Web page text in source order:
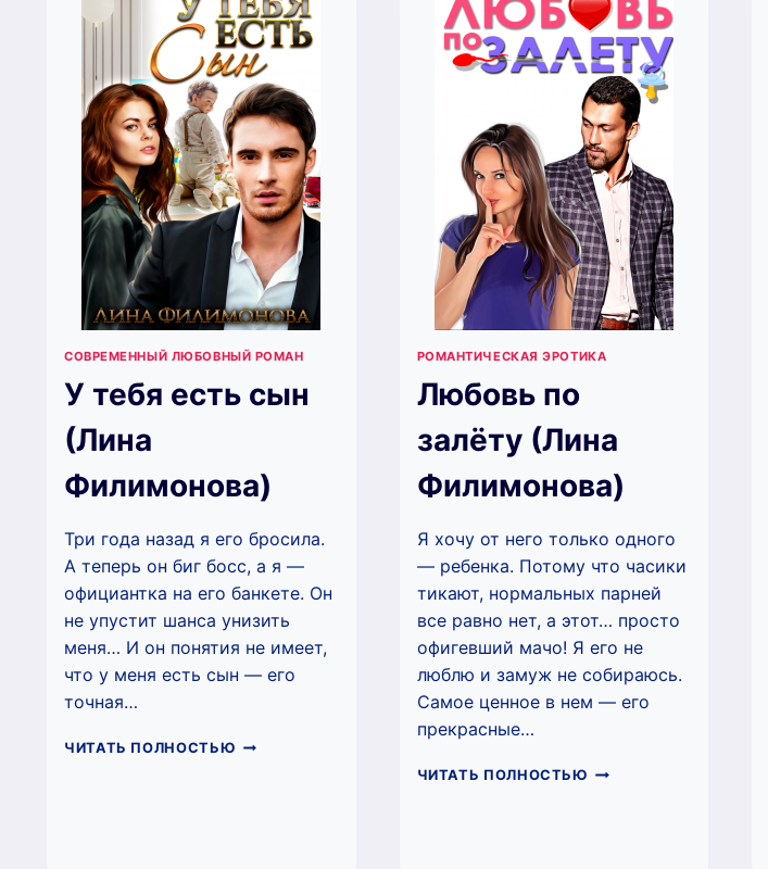
СОВРЕМЕННЫЙ ЛЮБОВНЫЙ РОМАН
У тебя есть сын
(Лина
Филимонова)
Три года назад я его бросила.
А теперь он биг босс, а я —
официантка на его банкете. Он
не упустит шанса унизить
меня… И он понятия не имеет,
что у меня есть сын — его
точная…
ЧИТАТЬ ПОЛНОСТЬЮ У
РОМАНТИЧЕСКАЯ ЭРОТИКА
Любовь по
залёту (Лина
Филимонова)
Я хочу от него только одного
— ребенка. Потому что часики
тикают, нормальных парней
все равно нет, а этот… просто
офигевший мачо! Я его не
люблю и замуж не собираюсь.
Самое ценное в нем — его
прекрасные…
ЧИТАТЬ ПОЛНОСТЬЮ ЛЮБОВЬ